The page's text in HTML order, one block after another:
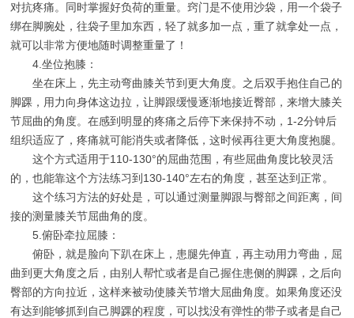
对抗疼痛。同时掌握好负荷的重量。窍门是不使用沙袋，用一个袋子
绑在脚腕处，往袋子里加东西，轻了就多加一点，重了就拿处一点，
就可以非常方便地随时调整重量了！
4.坐位抱膝：
坐在床上，先主动弯曲膝关节到更大角度。之后双手抱住自己的
脚踝，用力向身体这边拉，让脚跟缓慢逐渐地接近臀部，来增大膝关
节屈曲的角度。在感到明显的疼痛之后停下来保持不动，1-2分钟后
组织适应了，疼痛就可能消失或者降低，这时候再往更大角度抱腿。
这个方式适用于110-130°的屈曲范围，有些屈曲角度比较灵活
的，也能靠这个方法练习到130-140°左右的角度，甚至达到正常。
这个练习方法的好处是，可以通过测量脚跟与臀部之间距离，间
接的测量膝关节屈曲角的度。
5.俯卧牵拉屈膝：
俯卧，就是脸向下趴在床上，患腿先伸直，再主动用力弯曲，屈
曲到更大角度之后，由别人帮忙或者是自己握住患侧的脚踝，之后向
臀部的方向拉近，这样来被动使膝关节增大屈曲角度。如果角度还没
有达到能够抓到自己脚踝的程度，可以找没有弹性的带子或者是自己